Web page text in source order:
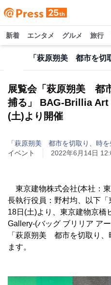
新着 エンタメ グルメ 旅行
展覧会「萩原朔美 都
捕る」 BAG-Brillia Art
(土)より開催
「萩原朔美 都市を切取り、時
イベント
2022年6月14日
東京建物株式会社(本社：
長執行役員：野村均、以下
18日(土)より、東京建物京橋
Gallery-(バッグ ブリリア ア
「萩原朔美 都市を切取り、
ます。